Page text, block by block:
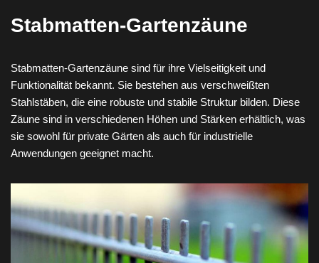
Stabmatten-Gartenzäune
Stabmatten-Gartenzäune sind für ihre Vielseitigkeit und
Funktionalität bekannt. Sie bestehen aus verschweißten
Stahlstäben, die eine robuste und stabile Struktur bilden. Diese
Zäune sind in verschiedenen Höhen und Stärken erhältlich, was
sie sowohl für private Gärten als auch für industrielle
Anwendungen geeignet macht.